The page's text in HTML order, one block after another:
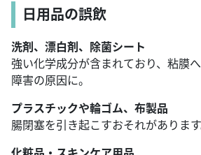
日用品の誤飲
洗剤、漂白剤、除菌シート
強い化学成分が含まれており、粘膜
障害の原因に。
プラスチックや輪ゴム、布製品
腸閉塞を引き起こすおそれがあります